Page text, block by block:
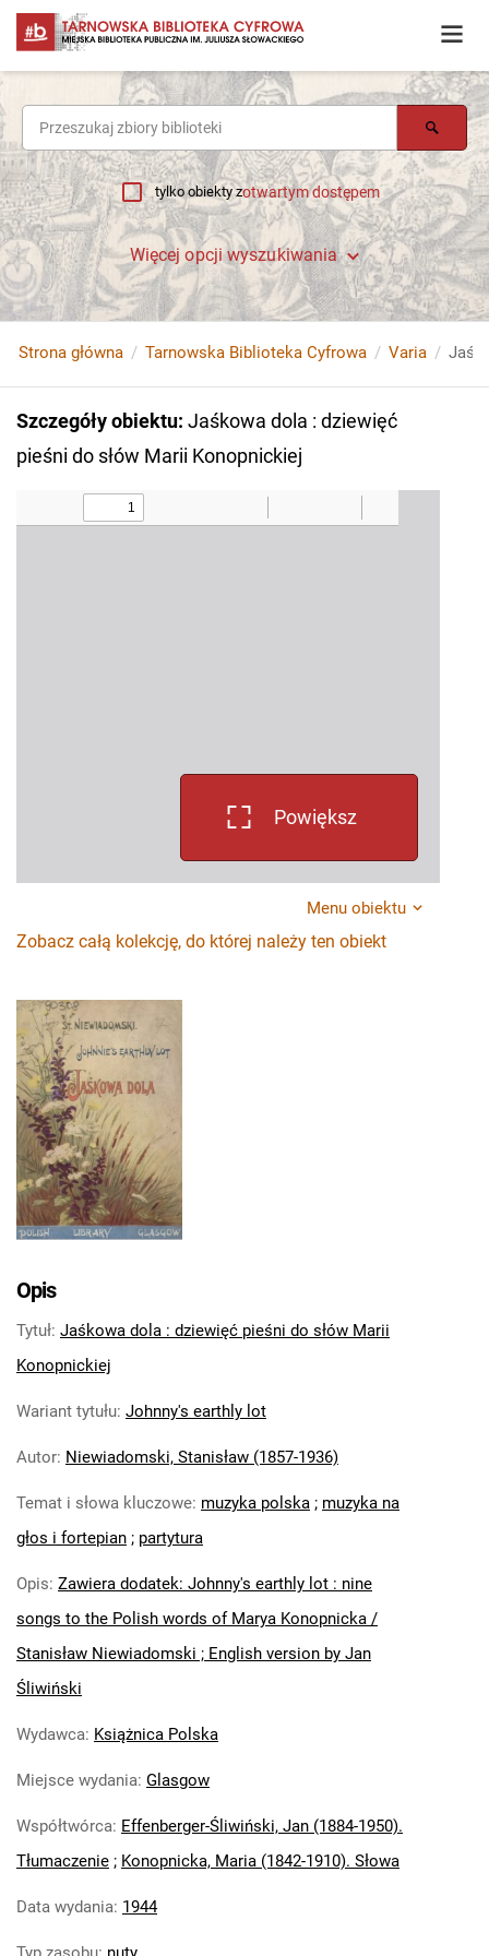
tylko obiekty zotwartym dostępem
Więcej opcji wyszukiwania
Strona główna Tarnowska Biblioteka Cyfrowa Varia
Szczegóły obiektu: Jaśkowa dola : dziewięć
pieśni do słów Marii Konopnickiej
Powiększ
Menu obiektu
Zobacz całą kolekcję, do której należy ten obiekt
Opis
Tytuł: Jaśkowa dola : dziewięć pieśni do słów Marii
Konopnickiej
Wariant tytułu: Johnny's earthly lot
Autor: Niewiadomski, Stanisław (1857-1936)
Temat i słowa kluczowe: muzyka polska ; muzyka na
głos i fortepian ; partytura
Opis: Zawiera dodatek: Johnny's earthly lot : nine
songs to the Polish words of Marya Konopnicka /
Stanisław Niewiadomski ; English version by Jan
Śliwiński
Wydawca: Książnica Polska
Miejsce wydania: Glasgow
Współtwórca: Effenberger-Śliwiński, Jan (1884-1950).
Tłumaczenie ; Konopnicka, Maria (1842-1910). Słowa
Data wydania: 1944